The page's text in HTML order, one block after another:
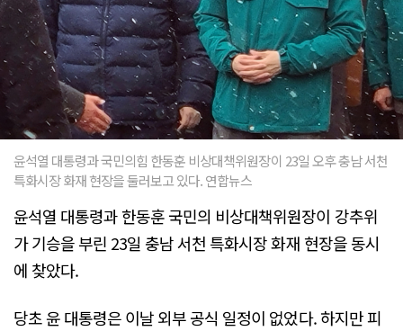
윤석열 대통령과 국민의힘 한동훈 비상대책위원장이 23일 오후 충남 서천
특화시장 화재 현장을 둘러보고 있다. 연합뉴스
윤석열 대통령과 한동훈 국민의 비상대책위원장이 강추위
가 기승을 부린 23일 충남 서천 특화시장 화재 현장을 동시
에 찾았다.
당초 윤 대통령은 이날 외부 공식 일정이 없었다. 하지만 피